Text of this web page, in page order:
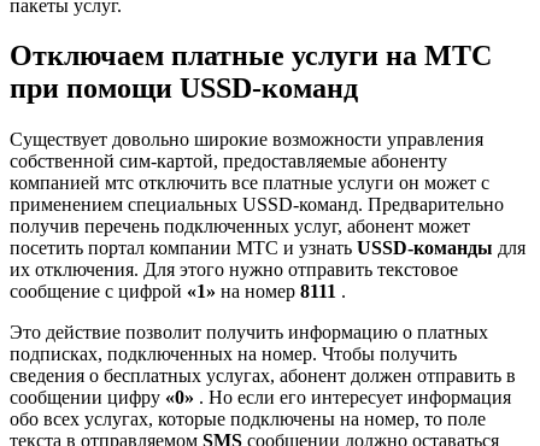
пакеты услуг.
Отключаем платные услуги на МТС
при помощи USSD-команд
Существует довольно широкие возможности управления
собственной сим-картой, предоставляемые абоненту
компанией мтс отключить все платные услуги он может с
применением специальных USSD-команд. Предварительно
получив перечень подключенных услуг, абонент может
посетить портал компании МТС и узнать USSD-команды для
их отключения. Для этого нужно отправить текстовое
сообщение с цифрой «1» на номер 8111 .
Это действие позволит получить информацию о платных
подписках, подключенных на номер. Чтобы получить
сведения о бесплатных услугах, абонент должен отправить в
сообщении цифру «0» . Но если его интересует информация
обо всех услугах, которые подключены на номер, то поле
текста в отправляемом SMS сообщении должно оставаться